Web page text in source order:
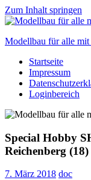
Zum Inhalt springen
Modellbau für alle
Scale
modelling
to
Startseite
Impressum
Loginbereich
Special Hobby
Reichenberg (18)
7. März 2018 doc